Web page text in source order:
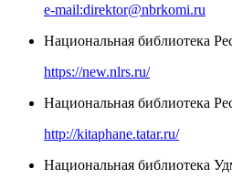
e-mail:direktor@nbrkomi.ru
Национальная библиотека
https://new.nlrs.ru/
Национальная библиотека
http://kitaphane.tatar.ru/
Национальная библиотека